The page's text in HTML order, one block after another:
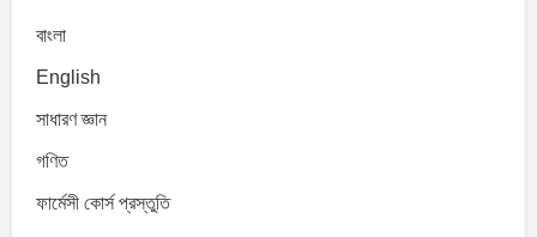
বাংলা
English
সাধারণ জ্ঞান
গণিত
ফার্মেসী কোর্স প্রস্তুতি